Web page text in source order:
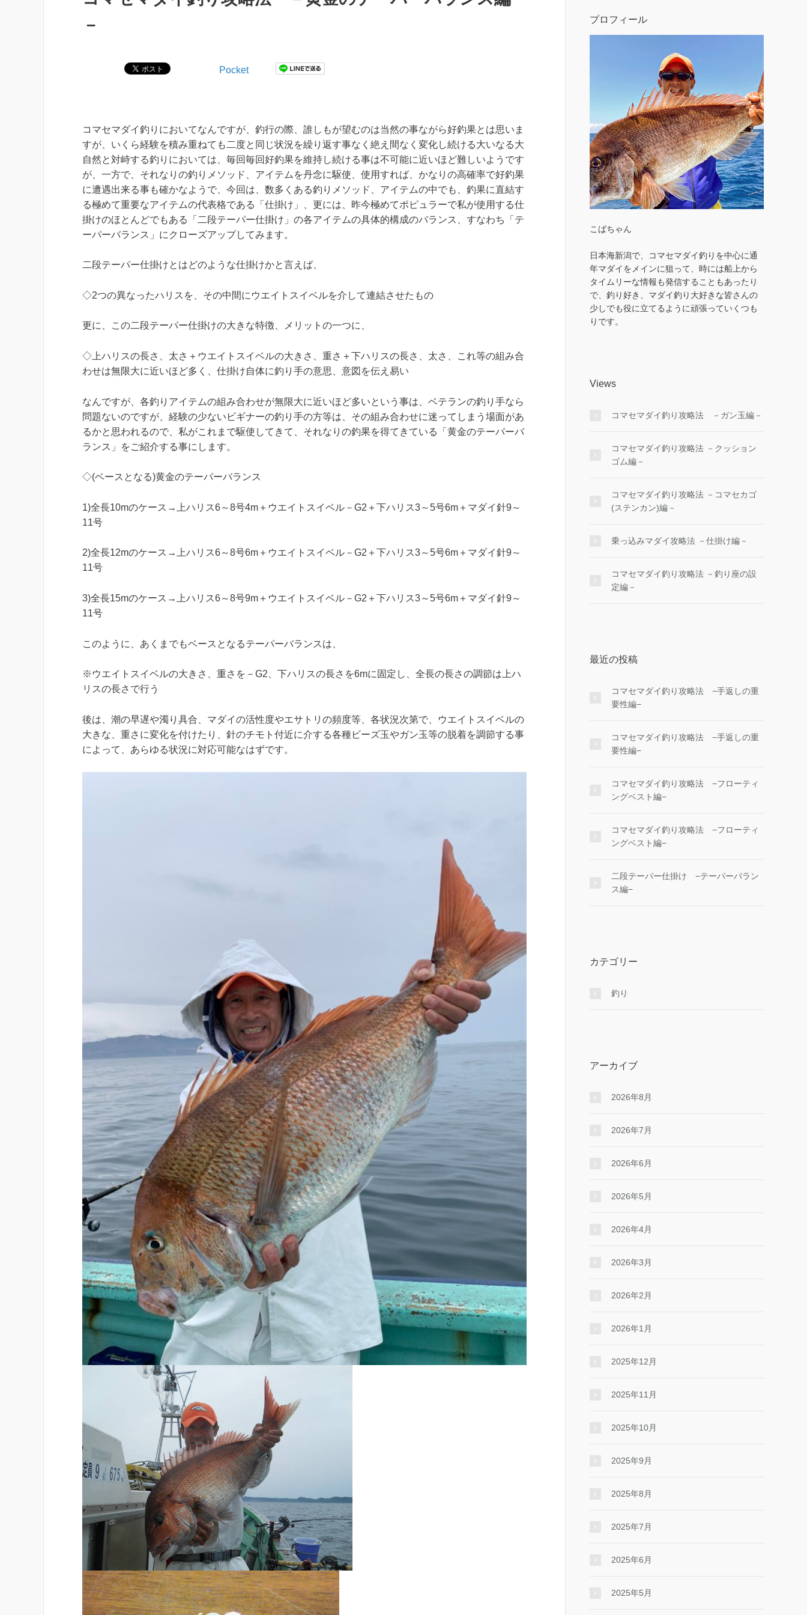
－
Pocket
コマセマダイ釣りにおいてなんですが、釣行の際、誰しもが望むのは当然の事ながら好釣果とは思いま
すが、いくら経験を積み重ねても二度と同じ状況を繰り返す事なく絶え間なく変化し続ける大いなる大
自然と対峙する釣りにおいては、毎回毎回好釣果を維持し続ける事は不可能に近いほど難しいようです
が、一方で、それなりの釣りメソッド、アイテムを丹念に駆使、使用すれば、かなりの高確率で好釣果
に遭遇出来る事も確かなようで、今回は、数多くある釣りメソッド、アイテムの中でも、釣果に直結す
る極めて重要なアイテムの代表格である「仕掛け」、更には、昨今極めてポピュラーで私が使用する仕
掛けのほとんどでもある「二段テーパー仕掛け」の各アイテムの具体的構成のバランス、すなわち「テ
ーパーバランス」にクローズアップしてみます。
二段テーパー仕掛けとはどのような仕掛けかと言えば、
◇2つの異なったハリスを、その中間にウエイトスイベルを介して連結させたもの
更に、この二段テーパー仕掛けの大きな特徴、メリットの一つに、
◇上ハリスの長さ、太さ＋ウエイトスイベルの大きさ、重さ＋下ハリスの長さ、太さ、これ等の組み合
わせは無限大に近いほど多く、仕掛け自体に釣り手の意思、意図を伝え易い
なんですが、各釣りアイテムの組み合わせが無限大に近いほど多いという事は、ベテランの釣り手なら
問題ないのですが、経験の少ないビギナーの釣り手の方等は、その組み合わせに迷ってしまう場面があ
るかと思われるので、私がこれまで駆使してきて、それなりの釣果を得てきている「黄金のテーパーバ
ランス」をご紹介する事にします。
◇(ベースとなる)黄金のテーパーバランス
1)全長10mのケース→上ハリス6～8号4m＋ウエイトスイベル－G2＋下ハリス3～5号6m＋マダイ針9～
11号
2)全長12mのケース→上ハリス6～8号6m＋ウエイトスイベル－G2＋下ハリス3～5号6m＋マダイ針9～
11号
3)全長15mのケース→上ハリス6～8号9m＋ウエイトスイベル－G2＋下ハリス3～5号6m＋マダイ針9～
11号
このように、あくまでもベースとなるテーパーバランスは、
※ウエイトスイベルの大きさ、重さを－G2、下ハリスの長さを6mに固定し、全長の長さの調節は上ハ
リスの長さで行う
後は、潮の早遅や濁り具合、マダイの活性度やエサトリの頻度等、各状況次第で、ウエイトスイベルの
大きな、重さに変化を付けたり、針のチモト付近に介する各種ビーズ玉やガン玉等の脱着を調節する事
によって、あらゆる状況に対応可能なはずです。
プロフィール
こばちゃん
日本海新潟で、コマセマダイ釣りを中心に通
年マダイをメインに狙って、時には船上から
タイムリーな情報も発信することもあったり
で、釣り好き、マダイ釣り大好きな皆さんの
少しでも役に立てるように頑張っていくつも
りです。
Views
コマセマダイ釣り攻略法 －ガン玉編－
コマセマダイ釣り攻略法 －クッション
ゴム編－
コマセマダイ釣り攻略法 －コマセカゴ
(ステンカン)編－
乗っ込みマダイ攻略法 －仕掛け編－
コマセマダイ釣り攻略法 －釣り座の設
定編－
最近の投稿
コマセマダイ釣り攻略法 −手返しの重
要性編−
コマセマダイ釣り攻略法 −手返しの重
要性編−
コマセマダイ釣り攻略法 −フローティ
ングベスト編−
コマセマダイ釣り攻略法 −フローティ
ングベスト編−
二段テーパー仕掛け −テーパーバラン
ス編−
カテゴリー
釣り
アーカイブ
2026年8月
2026年7月
2026年6月
2026年5月
2026年4月
2026年3月
2026年2月
2026年1月
2025年12月
2025年11月
2025年10月
2025年9月
2025年8月
2025年7月
2025年6月
2025年5月